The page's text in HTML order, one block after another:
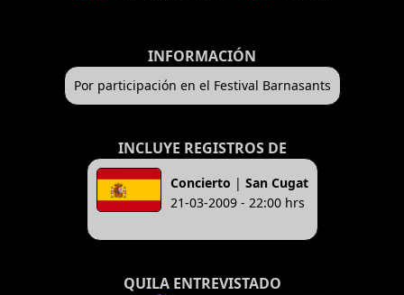
INFORMACIÓN
Por participación en el Festival Barnasants
INCLUYE REGISTROS DE
Concierto | San Cugat
21-03-2009 - 22:00 hrs
QUILA ENTREVISTADO